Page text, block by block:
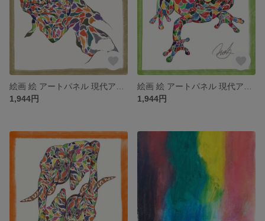
1,944円
1,944円